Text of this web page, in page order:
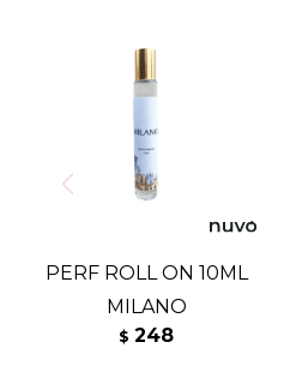
PERF ROLL ON 10ML
MILANO
$ 248